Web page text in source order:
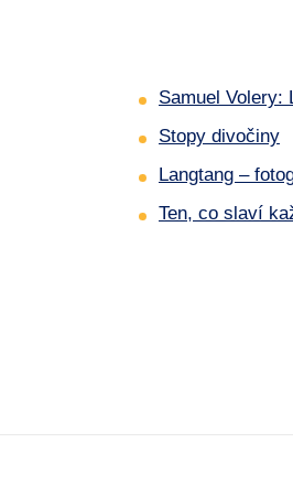
Samuel Volery:
Stopy divočiny
Langtang –
Ten, co slaví